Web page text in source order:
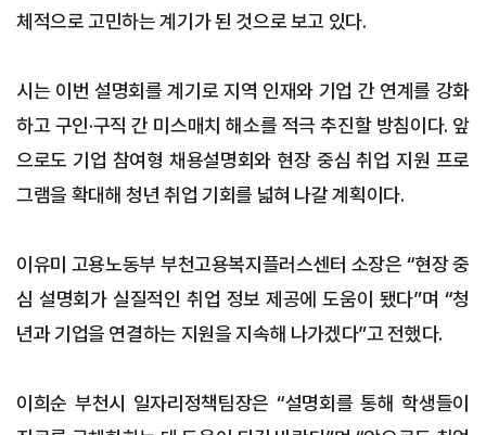
체적으로 고민하는 계기가 된 것으로 보고 있다.
시는 이번 설명회를 계기로 지역 인재와 기업 간 연계를 강화
하고 구인·구직 간 미스매치 해소를 적극 추진할 방침이다. 앞
으로도 기업 참여형 채용설명회와 현장 중심 취업 지원 프로
그램을 확대해 청년 취업 기회를 넓혀 나갈 계획이다.
이유미 고용노동부 부천고용복지플러스센터 소장은 “현장 중
심 설명회가 실질적인 취업 정보 제공에 도움이 됐다”며 “청
년과 기업을 연결하는 지원을 지속해 나가겠다”고 전했다.
이희순 부천시 일자리정책팀장은 “설명회를 통해 학생들이